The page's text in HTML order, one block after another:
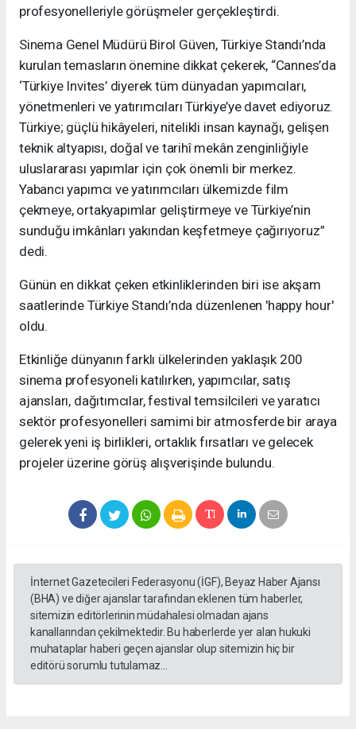
profesyonelleriyle görüşmeler gerçekleştirdi.
Sinema Genel Müdürü Birol Güven, Türkiye Standı’nda
kurulan temasların önemine dikkat çekerek, “Cannes’da
‘Türkiye Invites’ diyerek tüm dünyadan yapımcıları,
yönetmenleri ve yatırımcıları Türkiye’ye davet ediyoruz.
Türkiye; güçlü hikâyeleri, nitelikli insan kaynağı, gelişen
teknik altyapısı, doğal ve tarihî mekân zenginliğiyle
uluslararası yapımlar için çok önemli bir merkez.
Yabancı yapımcı ve yatırımcıları ülkemizde film
çekmeye, ortakyapımlar geliştirmeye ve Türkiye’nin
sunduğu imkânları yakından keşfetmeye çağırıyoruz”
dedi.
Günün en dikkat çeken etkinliklerinden biri ise akşam
saatlerinde Türkiye Standı’nda düzenlenen 'happy hour'
oldu.
Etkinliğe dünyanın farklı ülkelerinden yaklaşık 200
sinema profesyoneli katılırken, yapımcılar, satış
ajansları, dağıtımcılar, festival temsilcileri ve yaratıcı
sektör profesyonelleri samimi bir atmosferde bir araya
gelerek yeni iş birlikleri, ortaklık fırsatları ve gelecek
projeler üzerine görüş alışverişinde bulundu.
İnternet Gazetecileri Federasyonu (İGF), Beyaz Haber Ajansı
(BHA) ve diğer ajanslar tarafından eklenen tüm haberler,
sitemizin editörlerinin müdahalesi olmadan ajans
kanallarından çekilmektedir. Bu haberlerde yer alan hukuki
muhataplar haberi geçen ajanslar olup sitemizin hiç bir
editörü sorumlu tutulamaz...